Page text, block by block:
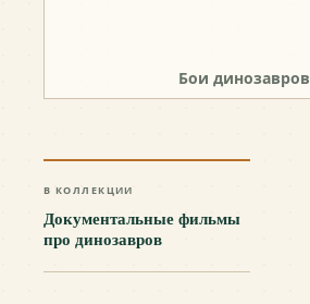
Бои динозавров
В КОЛЛЕКЦИИ
Документальные фильмы
про динозавров